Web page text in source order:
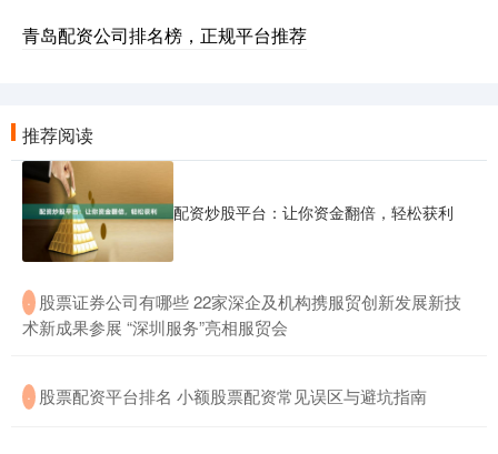
青岛配资公司排名榜，正规平台推荐
推荐阅读
配资炒股平台：让你资金翻倍，轻松获利
· ​股票证券公司有哪些 22家深企及机构携服贸创新发展新技
术新成果参展 “深圳服务”亮相服贸会
· ​股票配资平台排名 小额股票配资常见误区与避坑指南